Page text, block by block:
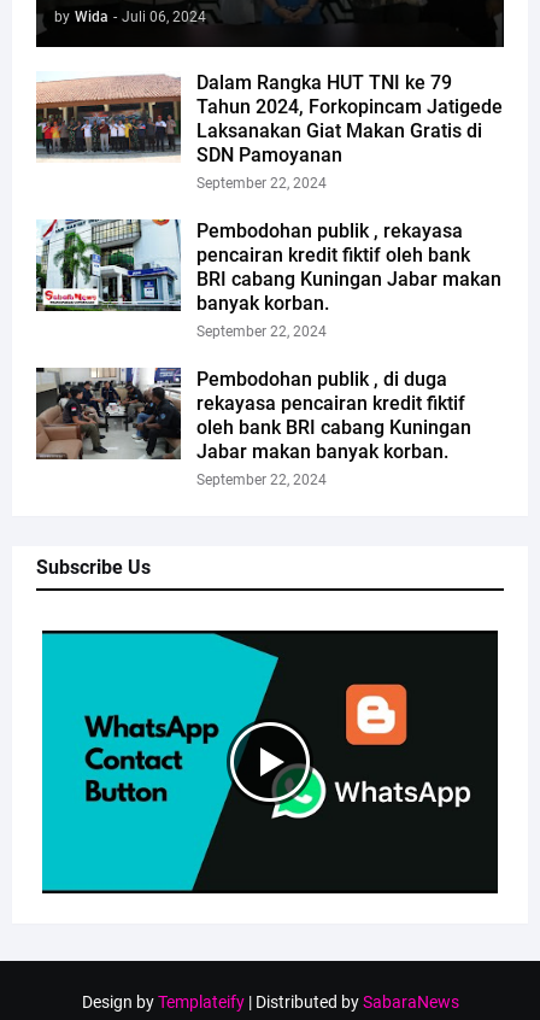
by Wida - Juli 06, 2024
Dalam Rangka HUT TNI ke 79
Tahun 2024, Forkopincam Jatigede
Laksanakan Giat Makan Gratis di
SDN Pamoyanan
September 22, 2024
Pembodohan publik , rekayasa
pencairan kredit fiktif oleh bank
BRI cabang Kuningan Jabar makan
banyak korban.
September 22, 2024
Pembodohan publik , di duga
rekayasa pencairan kredit fiktif
oleh bank BRI cabang Kuningan
Jabar makan banyak korban.
September 22, 2024
Subscribe Us
Design byTemplateify| Distributed bySabaraNews